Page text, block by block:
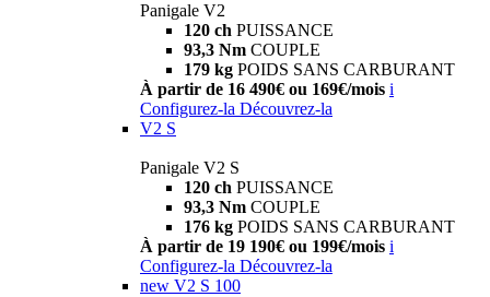
Panigale V2
120 ch PUISSANCE
93,3 Nm COUPLE
179 kg POIDS SANS CARBURANT
À partir de 16 490€ ou 169€/mois i
Configurez-la Découvrez-la
V2 S
Panigale V2 S
120 ch PUISSANCE
93,3 Nm COUPLE
176 kg POIDS SANS CARBURANT
À partir de 19 190€ ou 199€/mois i
Configurez-la Découvrez-la
new V2 S 100